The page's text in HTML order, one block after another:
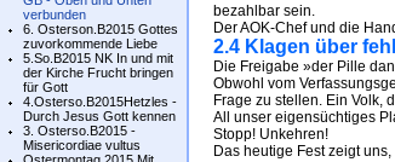
verbunden
6. Osterson.B2015 Gottes
zuvorkommende Liebe
5.So.B2015 NK In und mit
der Kirche Frucht bringen
für Gott
4.Osterso.B2015Hetzles -
Durch Jesus Gott kennen
3. Osterso.B2015 -
Misericordiae vultus
bezahlbar sein.
Der AOK-Chef und die
2.4 Klagen über
Die Freigabe »der Pille
Obwohl vom
Frage zu stellen. Ein Volk,
All unser eigensüchtiges
Stopp! Unkehren!
Das heutige Fest zeigt